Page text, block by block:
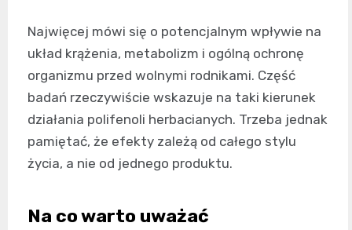
Najwięcej mówi się o potencjalnym wpływie na
układ krążenia, metabolizm i ogólną ochronę
organizmu przed wolnymi rodnikami. Część
badań rzeczywiście wskazuje na taki kierunek
działania polifenoli herbacianych. Trzeba jednak
pamiętać, że efekty zależą od całego stylu
życia, a nie od jednego produktu.
Na co warto uważać